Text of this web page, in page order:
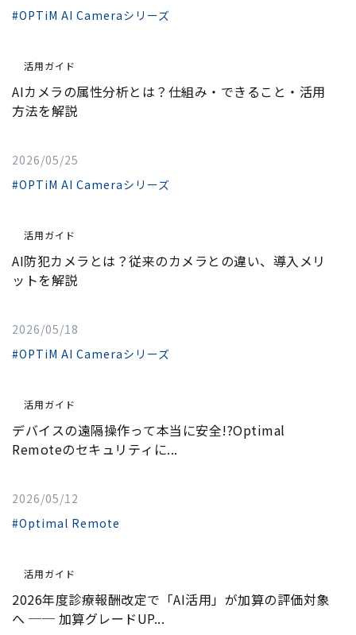
#OPTiM AI Cameraシリーズ
活用ガイド
AIカメラの属性分析とは？仕組み・できること・活用
方法を解説
2026/05/25
#OPTiM AI Cameraシリーズ
活用ガイド
AI防犯カメラとは？従来のカメラとの違い、導入メリ
ットを解説
2026/05/18
#OPTiM AI Cameraシリーズ
活用ガイド
デバイスの遠隔操作って本当に安全!?Optimal
Remoteのセキュリティに...
2026/05/12
#Optimal Remote
活用ガイド
2026年度診療報酬改定で「AI活用」が加算の評価対象
へ ── 加算グレードUP...